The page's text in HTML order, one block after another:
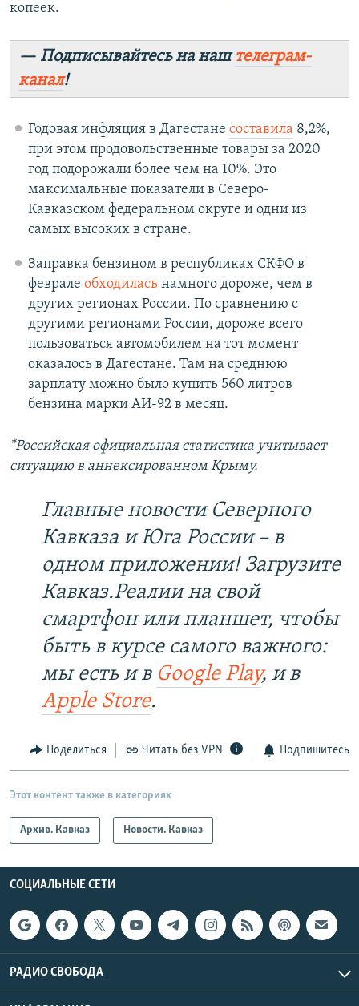
копеек.
— Подписывайтесь на наштелеграм-
канал!
Годовая инфляция в Дагестане составила 8,2%,
при этом продовольственные товары за 2020
год подорожали более чем на 10%. Это
максимальные показатели в Северо-
Кавказском федеральном округе и одни из
самых высоких в стране.
Заправка бензином в республиках СКФО в
феврале обходиласьнамного дороже, чем в
других регионах России. По сравнению с
другими регионами России, дороже всего
пользоваться автомобилем на тот момент
оказалось в Дагестане. Там на среднюю
зарплату можно было купить 560 литров
бензина марки АИ-92 в месяц.
*Российская официальная статистика учитывает
ситуацию в аннексированном Крыму.
Главные новости Северного
Кавказа и Юга России – в
одном приложении! Загрузите
Кавказ.Реалии на свой
смартфон или планшет, чтобы
быть в курсе самого важного:
мы есть и в Google Play, и в
Apple Store.
Поделиться Читать без VPN Подпишитесь
Этот контент также в категориях
Архив. Кавказ Новости. Кавказ
СОЦИАЛЬНЫЕ СЕТИ
РАДИО СВОБОДА